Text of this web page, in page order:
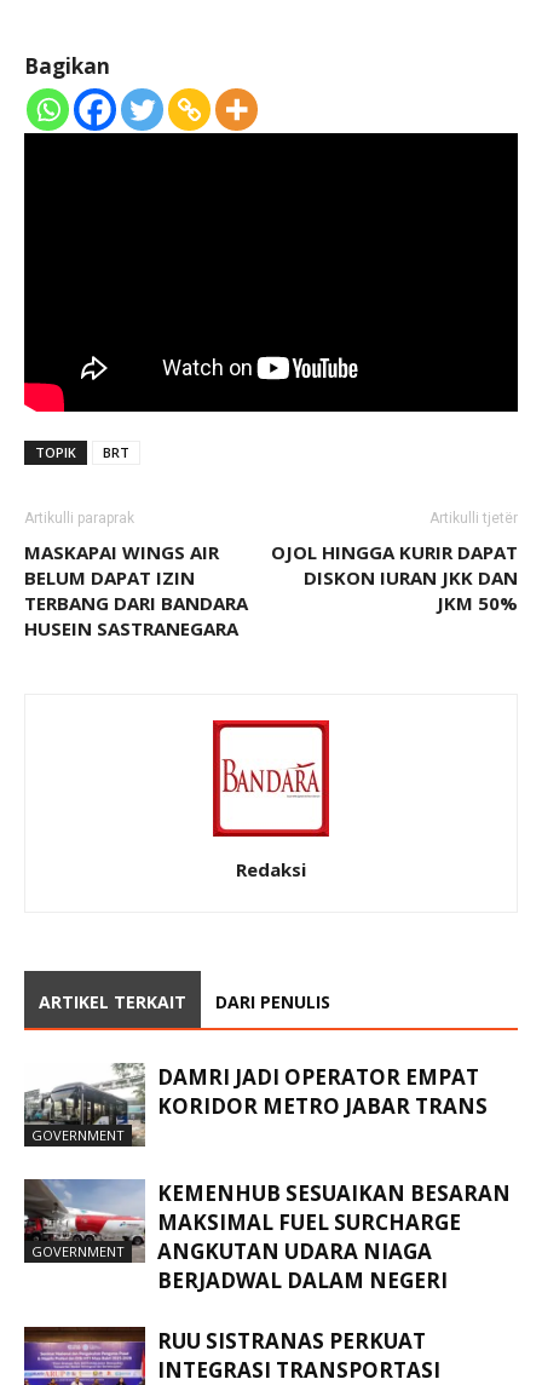
Bagikan
TOPIK BRT
Artikulli paraprak
MASKAPAI WINGS AIR
BELUM DAPAT IZIN
TERBANG DARI BANDARA
HUSEIN SASTRANEGARA
Artikulli tjetër
OJOL HINGGA KURIR DAPAT
DISKON IURAN JKK DAN
JKM 50%
Redaksi
ARTIKEL TERKAIT DARI PENULIS
GOVERNMENT
DAMRI JADI OPERATOR EMPAT
KORIDOR METRO JABAR TRANS
GOVERNMENT
KEMENHUB SESUAIKAN BESARAN
MAKSIMAL FUEL SURCHARGE
ANGKUTAN UDARA NIAGA
BERJADWAL DALAM NEGERI
RUU SISTRANAS PERKUAT
INTEGRASI TRANSPORTASI